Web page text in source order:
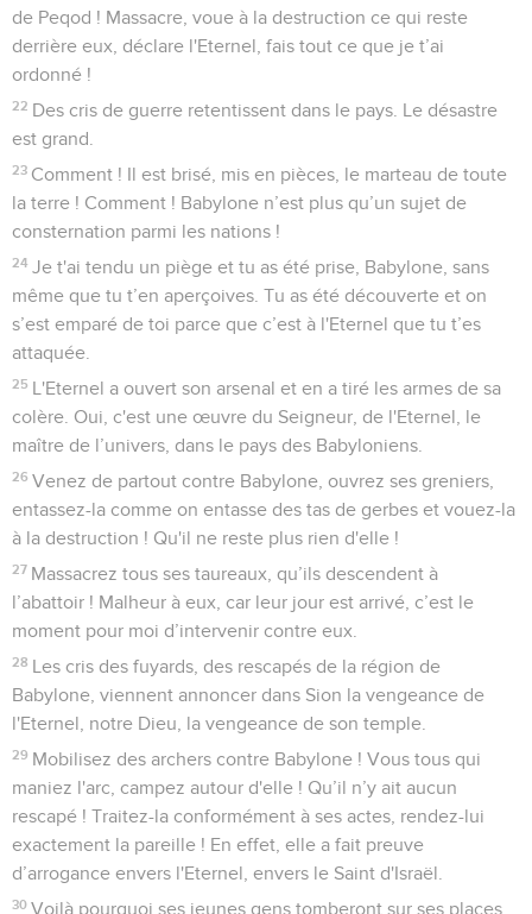
de Peqod ! Massacre, voue à la destruction ce qui reste
derrière eux, déclare l'Eternel, fais tout ce que je t’ai
ordonné !
22 Des cris de guerre retentissent dans le pays. Le désastre
est grand.
23 Comment ! Il est brisé, mis en pièces, le marteau de toute
la terre ! Comment ! Babylone n’est plus qu’un sujet de
consternation parmi les nations !
24 Je t'ai tendu un piège et tu as été prise, Babylone, sans
même que tu t’en aperçoives. Tu as été découverte et on
s’est emparé de toi parce que c’est à l'Eternel que tu t’es
attaquée.
25 L'Eternel a ouvert son arsenal et en a tiré les armes de sa
colère. Oui, c'est une œuvre du Seigneur, de l'Eternel, le
maître de l’univers, dans le pays des Babyloniens.
26 Venez de partout contre Babylone, ouvrez ses greniers,
entassez-la comme on entasse des tas de gerbes et vouez-la
à la destruction ! Qu'il ne reste plus rien d'elle !
27 Massacrez tous ses taureaux, qu’ils descendent à
l’abattoir ! Malheur à eux, car leur jour est arrivé, c’est le
moment pour moi d’intervenir contre eux.
28 Les cris des fuyards, des rescapés de la région de
Babylone, viennent annoncer dans Sion la vengeance de
l'Eternel, notre Dieu, la vengeance de son temple.
29 Mobilisez des archers contre Babylone ! Vous tous qui
maniez l'arc, campez autour d'elle ! Qu’il n’y ait aucun
rescapé ! Traitez-la conformément à ses actes, rendez-lui
exactement la pareille ! En effet, elle a fait preuve
d’arrogance envers l'Eternel, envers le Saint d'Israël.
30 Voilà pourquoi ses jeunes gens tomberont sur ses places